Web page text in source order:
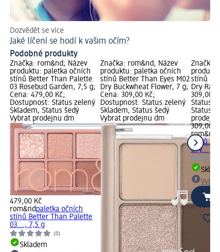
Dozvědět se více
Jaké líčení se hodí k vašim očím?
Podobné produkty
Značka: rom&nd; Název
produktu: paletka očních
stínů Better Than Palette
03 Rosebud Garden, 7,5 g;
Cena: 479,00 Kč;
Dostupnost: Status zelený
Skladem, Status šedý
Vybrat prodejnu dm
479,00 Kč
rom&ndpaletka očních
stínů Better Than Palette
03..., 7,5 g
(0)
Skladem
Značka: rom&nd; Název
produktu: paletka očních
stínů Better Than Eyes M02
Dry Buckwheat Flower, 7 g;
Cena: 309,00 Kč;
Dostupnost: Status zelený
Skladem, Status šedý
Vybrat prodejnu dm
Značka:
stínů
Dry
309,00
Status
Status
309,00
rom&nd
stínů
Dry...,